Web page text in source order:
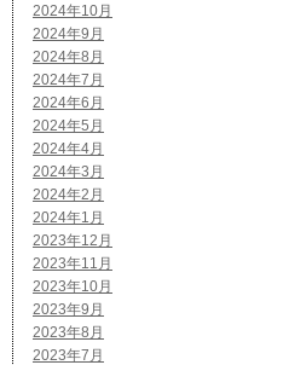
2024年10月
2024年9月
2024年8月
2024年7月
2024年6月
2024年5月
2024年4月
2024年3月
2024年2月
2024年1月
2023年12月
2023年11月
2023年10月
2023年9月
2023年8月
2023年7月